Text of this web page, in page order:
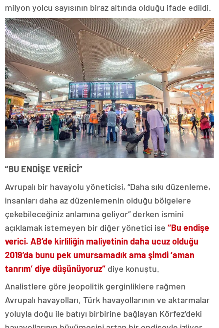
milyon yolcu sayısının biraz altında olduğu ifade edildi.
“BU ENDİŞE VERİCİ”
Avrupalı ​​bir havayolu yöneticisi, “Daha sıkı düzenleme,
insanları daha az düzenlemenin olduğu bölgelere
çekebileceğiniz anlamına geliyor” derken ismini
açıklamak istemeyen bir diğer yönetici ise “Bu endişe
verici. AB’de kirliliğin maliyetinin daha ucuz olduğu
2019’da bunu pek umursamadık ama şimdi ‘aman
tanrım’ diye düşünüyoruz” diye konuştu.
Analistlere göre jeopolitik gerginliklere rağmen
Avrupalı ​​havayolları, Türk havayollarının ve aktarmalar
yoluyla doğu ile batıyı birbirine bağlayan Körfez’deki